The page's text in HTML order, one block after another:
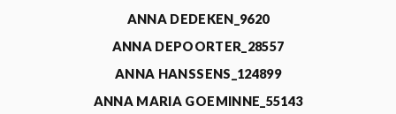
ANNA DEDEKEN_9620
ANNA DEPOORTER_28557
ANNA HANSSENS_124899
ANNA MARIA GOEMINNE_55143